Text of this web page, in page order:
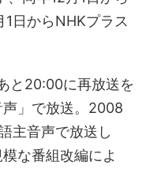
日からNHKプラス
と20:00に再放送を
」で放送。2008
主音声で放送し
な番組改編によ